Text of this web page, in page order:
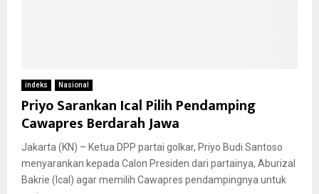
indeks Nasional
Priyo Sarankan Ical Pilih Pendamping
Cawapres Berdarah Jawa
Jakarta (KN) – Ketua DPP partai golkar, Priyo Budi Santoso
menyarankan kepada Calon Presiden dari partainya, Aburizal
Bakrie (Ical) agar memilih Cawapres pendampingnya untuk